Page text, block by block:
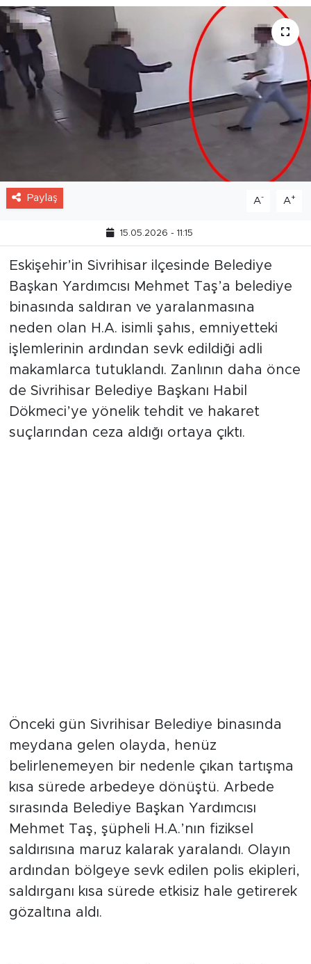
Paylaş A- A+
15.05.2026 - 11:15
Eskişehir’in Sivrihisar ilçesinde Belediye
Başkan Yardımcısı Mehmet Taş’a belediye
binasında saldıran ve yaralanmasına
neden olan H.A. isimli şahıs, emniyetteki
işlemlerinin ardından sevk edildiği adli
makamlarca tutuklandı. Zanlının daha önce
de Sivrihisar Belediye Başkanı Habil
Dökmeci’ye yönelik tehdit ve hakaret
suçlarından ceza aldığı ortaya çıktı.
Önceki gün Sivrihisar Belediye binasında
meydana gelen olayda, henüz
belirlenemeyen bir nedenle çıkan tartışma
kısa sürede arbedeye dönüştü. Arbede
sırasında Belediye Başkan Yardımcısı
Mehmet Taş, şüpheli H.A.’nın fiziksel
saldırısına maruz kalarak yaralandı. Olayın
ardından bölgeye sevk edilen polis ekipleri,
saldırganı kısa sürede etkisiz hale getirerek
gözaltına aldı.